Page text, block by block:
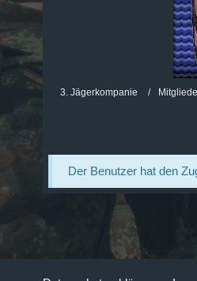
3. Jägerkompanie
Der Benutzer hat den